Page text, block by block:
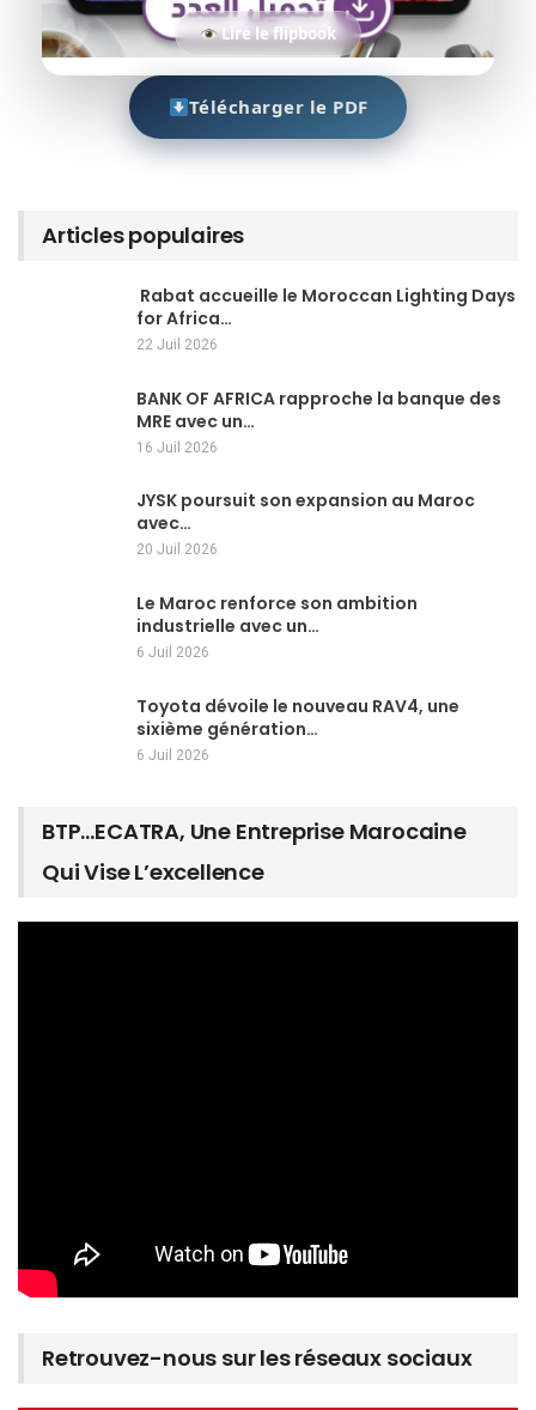
Lire le flipbook
Télécharger le PDF
Articles populaires
Rabat accueille le Moroccan Lighting Days
for Africa…
22 Juil 2026
BANK OF AFRICA rapproche la banque des
MRE avec un…
16 Juil 2026
JYSK poursuit son expansion au Maroc
avec…
20 Juil 2026
Le Maroc renforce son ambition
industrielle avec un…
6 Juil 2026
Toyota dévoile le nouveau RAV4, une
sixième génération…
6 Juil 2026
BTP…ECATRA, Une Entreprise Marocaine
Qui Vise L’excellence
Retrouvez-nous sur les réseaux sociaux